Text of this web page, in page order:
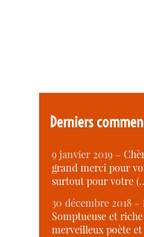
Derniers
9 janvier 2019 –
grand merci pour
surtout pour votre
30 décembre 2018 –
Somptueuse et
merveilleux poète